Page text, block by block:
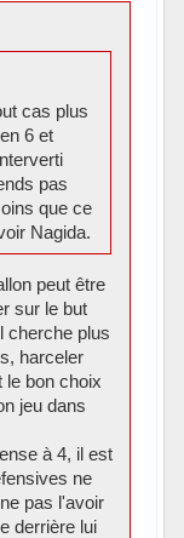
cas plus
6 et
pas
que ce
Nagida.
peut être
sur le but
cherche plus
harceler
le bon choix
jeu dans
à 4, il est
ne
pas l'avoir
derrière lui